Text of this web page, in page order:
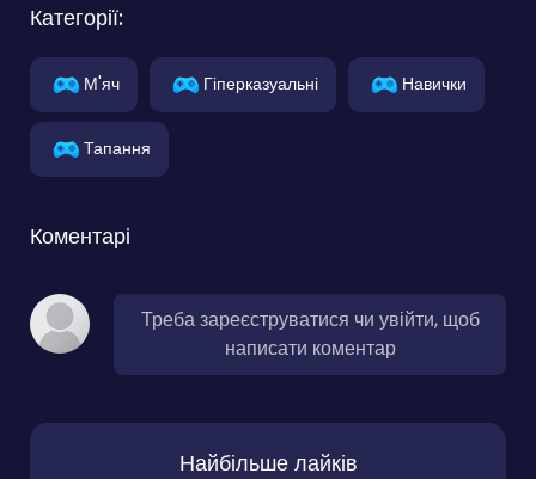
Категорії:
М'яч Гіперказуальні Навички
Тапання
Коментарі
Треба зареєструватися чи увійти, щоб
написати коментар
Найбільше лайків